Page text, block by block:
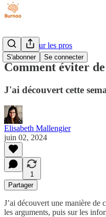
S'abonner Se connecter
Burnoo pour les pros
Comment éviter
J'ai découvert cette
Elisabeth Mallengier
juin 02, 2024
1
Partager
J’ai découvert une manière de
les arguments, puis sur les